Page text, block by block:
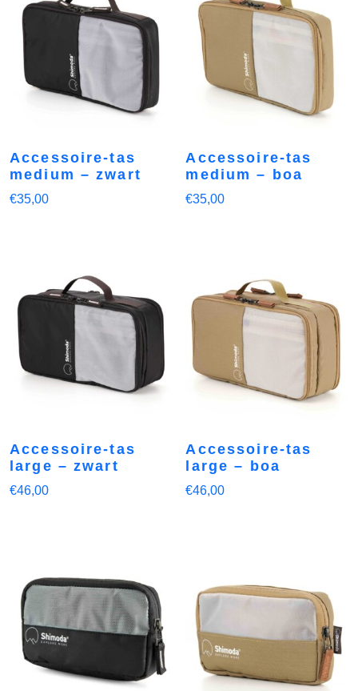
Accessoire-tas
medium – zwart
€35,00
Accessoire-tas
medium – boa
€35,00
Accessoire-tas
large – zwart
€46,00
Accessoire-tas
large – boa
€46,00